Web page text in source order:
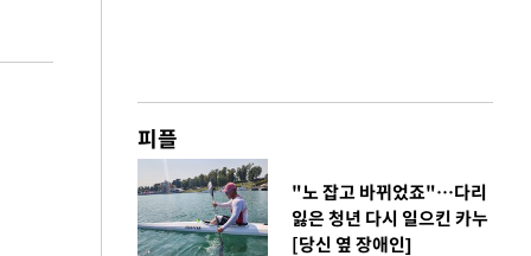
피플
"노 잡고 바뀌었죠"…다리
잃은 청년 다시 일으킨 카누
[당신 옆 장애인]